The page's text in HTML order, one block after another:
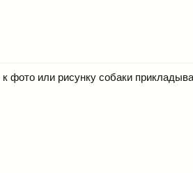
к фото или рисунку собаки